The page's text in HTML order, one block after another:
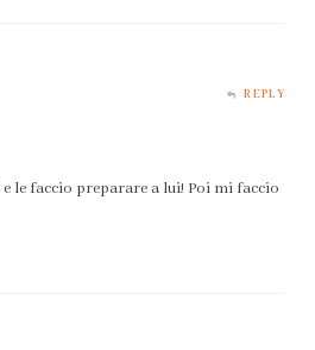
REPLY
le faccio preparare a lui! Poi mi faccio